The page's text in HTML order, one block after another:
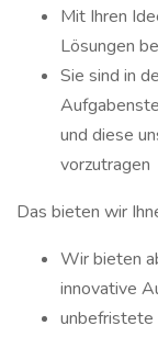
Mit Ihren
Lösungen
Sie sind in
und diese
vorzutragen
Das bieten wir
Wir bieten
innovative